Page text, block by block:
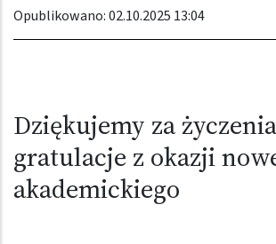
Opublikowano: 02.10.2025 13:04
Dziękujemy za
gratulacje z okazji
akademickiego